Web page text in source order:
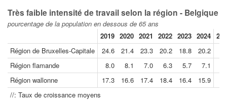
Très faible intensité de travail selon la région - Belgique
pourcentage de la population en dessous de 65 ans
2019 2020 2021 2022 2023 2024
Région de Bruxelles-Capitale
24.6 21.4 23.3 20.2 18.8
20.2
Région flamande
8.0 8.1 7.0 6.3 5.7
7.1
Région wallonne
17.3 16.6 17.4 18.4 16.4
15.9
//: Taux de croissance moyens